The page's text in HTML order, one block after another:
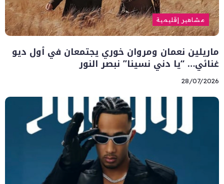
مشاهير إقليمية
ماريلين نعمان ومروان خوري يجتمعان في أول ديو
غنائي… “يا دني نسينا” نبصر النور
28/07/2026